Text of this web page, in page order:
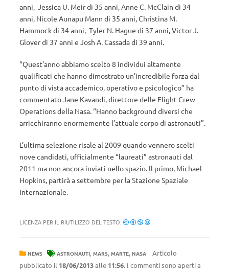
anni, Jessica U. Meir di 35 anni, Anne C. McClain di 34
anni, Nicole Aunapu Mann di 35 anni, Christina M.
Hammock di 34 anni, Tyler N. Hague di 37 anni, Victor J.
Glover di 37 anni e Josh A. Cassada di 39 anni.
“Quest’anno abbiamo scelto 8 individui altamente
qualificati che hanno dimostrato un’incredibile forza dal
punto di vista accademico, operativo e psicologico” ha
commentato Jane Kavandi, direttore delle Flight Crew
Operations della Nasa. “Hanno background diversi che
arricchiranno enormemente l’attuale corpo di astronauti”.
L’ultima selezione risale al 2009 quando vennero scelti
nove candidati, ufficialmente “laureati” astronauti dal
2011 ma non ancora inviati nello spazio. Il primo, Michael
Hopkins, partirà a settembre per la Stazione Spaziale
Internazionale.
LICENZA PER IL RIUTILIZZO DEL TESTO:
NEWS ASTRONAUTI, MARS, MARTE, NASA
Articolo
pubblicato il 18/06/2013alle 11:56. I commenti sono aperti a